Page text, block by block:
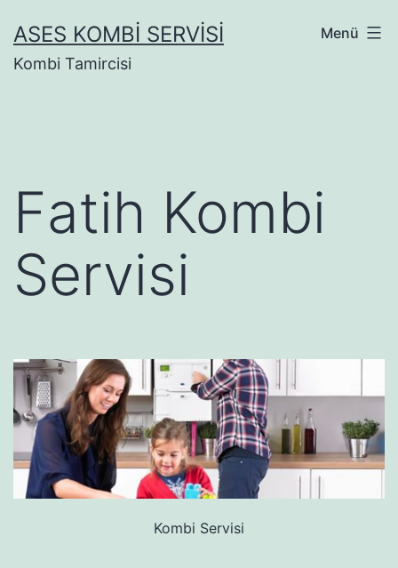
geçASES KOMBI SERVISI
Kombi Tamircisi
Menü
Fatih Kombi
Servisi
Kombi Servisi